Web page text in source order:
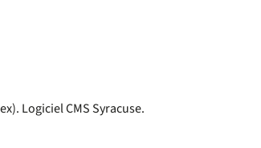
Logiciel CMS Syracuse.